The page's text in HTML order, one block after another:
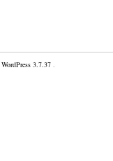
WordPress 3.7.37 .